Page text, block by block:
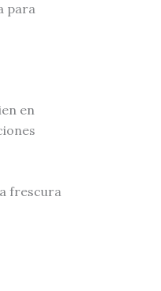
para
en
frescura